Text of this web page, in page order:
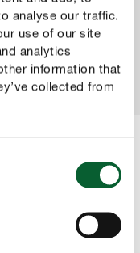
analyse our traffic.
use of our site
analytics
information that
collected from